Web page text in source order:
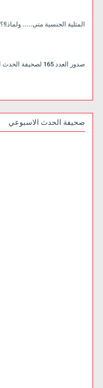
المثلية الجنسية متى..... ولماذا!؟
صدور العدد 165 لصحيفة الحدث الاسبوعي من لندن
صحيفة الحدث الاسبوعي